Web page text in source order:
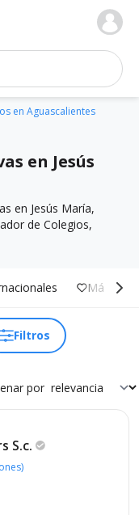
de colegios
en Aguascalientes
en Jesús
en Jesús María,
de Colegios,
Más
Filtros
por
S.c.